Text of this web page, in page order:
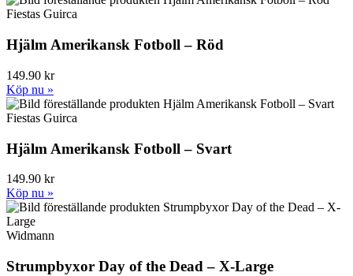
Fiestas Guirca
Hjälm Amerikansk Fotboll – Röd
149.90 kr
Köp nu »
Fiestas Guirca
Hjälm Amerikansk Fotboll – Svart
149.90 kr
Köp nu »
Widmann
Strumpbyxor Day of the Dead – X-Large